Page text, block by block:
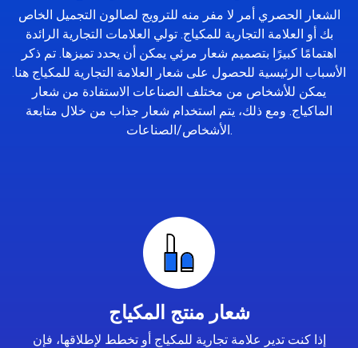
الشعار الحصري أمر لا مفر منه للترويج لصالون التجميل الخاص
بك أو العلامة التجارية للمكياج. تولي العلامات التجارية الرائدة
اهتمامًا كبيرًا بتصميم شعار مرئي يمكن أن يحدد تميزها. تم ذكر
الأسباب الرئيسية للحصول على شعار العلامة التجارية للمكياج هنا.
يمكن للأشخاص من مختلف الصناعات الاستفادة من شعار
الماكياج. ومع ذلك، يتم استخدام شعار جذاب من خلال متابعة
الأشخاص/الصناعات.
شعار منتج المكياج
إذا كنت تدير علامة تجارية للمكياج أو تخطط لإطلاقها، فإن